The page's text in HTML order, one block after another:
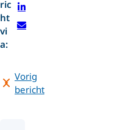
ric
ht
vi
a:
Vorig
bericht